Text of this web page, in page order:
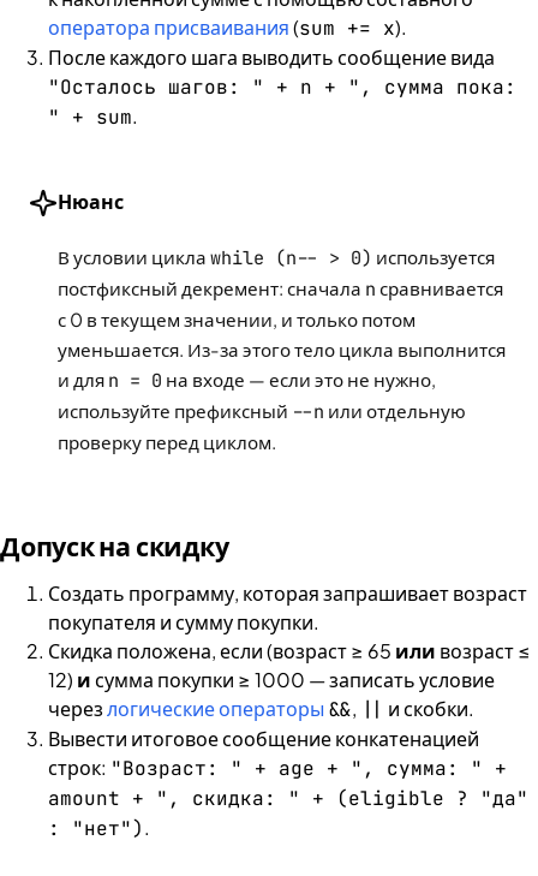
оператора присваивания(sum += x).
После каждого шага выводить сообщение вида
"Осталось шагов: " + n + ", сумма пока:
" + sum.
Нюанс
В условии цикла while (n-- > 0) используется
постфиксный декремент: сначала n сравнивается
с 0 в текущем значении, и только потом
уменьшается. Из-за этого тело цикла выполнится
и для n = 0 на входе — если это не нужно,
используйте префиксный --n или отдельную
проверку перед циклом.
Допуск на скидку
Создать программу, которая запрашивает возраст
покупателя и сумму покупки.
Скидка положена, если (возраст ≥ 65 или возраст ≤
12) исумма покупки ≥ 1000 — записать условие
черезлогические операторы &&, || и скобки.
Вывести итоговое сообщение конкатенацией
строк: "Возраст: " + age + ", сумма: " +
amount + ", скидка: " + (eligible ? "да"
: "нет").